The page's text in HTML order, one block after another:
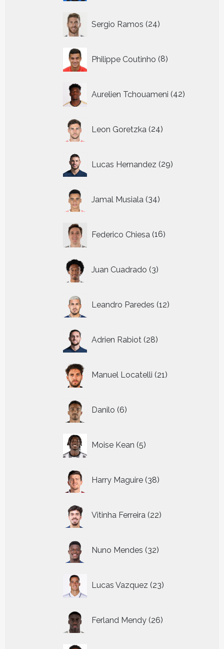
Sergio Ramos 24
producten
Philippe Coutinho 8
producten
Aurelien Tchouameni 42
producten
Leon Goretzka 24
producten
Lucas Hernandez 29
producten
Jamal Musiala 34
producten
Federico Chiesa 16
producten
Juan Cuadrado 3
producten
Leandro Paredes 12
producten
Adrien Rabiot 28
producten
Manuel Locatelli 21
producten
Danilo 6
producten
Moise Kean 5
producten
Harry Maguire 38
producten
Vitinha Ferreira 22
producten
Nuno Mendes 32
producten
Lucas Vazquez 23
producten
Ferland Mendy 26
producten